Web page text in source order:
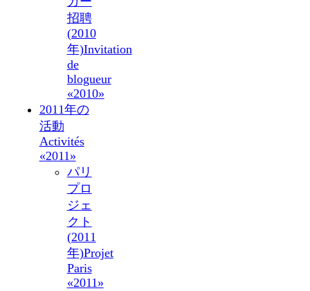
招聘
(2010
年)Invitation
de
blogueur
«2010»
2011年の
活動
Activités
«2011»
パリ
プロ
ジェ
クト
(2011
年)Projet
Paris
«2011»